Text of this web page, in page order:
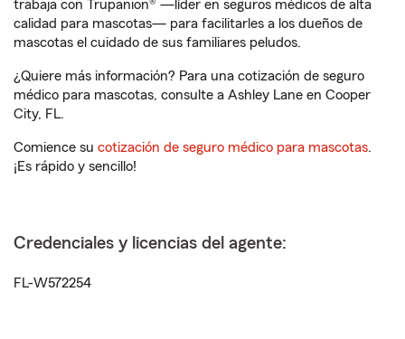
trabaja con Trupanion® —líder en seguros médicos de alta
calidad para mascotas— para facilitarles a los dueños de
mascotas el cuidado de sus familiares peludos.
¿Quiere más información? Para una cotización de seguro
médico para mascotas, consulte a Ashley Lane en Cooper
City, FL.
Comience su cotización de seguro médico para mascotas.
¡Es rápido y sencillo!
Credenciales y licencias del agente:
FL-W572254